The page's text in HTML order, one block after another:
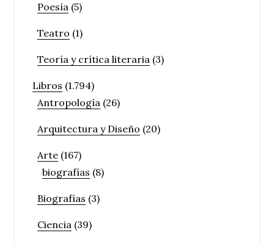
Poesía (5)
Teatro (1)
Teoría y crítica literaria (3)
Libros (1.794)
Antropología (26)
Arquitectura y Diseño (20)
Arte (167)
biografías (8)
Biografías (3)
Ciencia (39)